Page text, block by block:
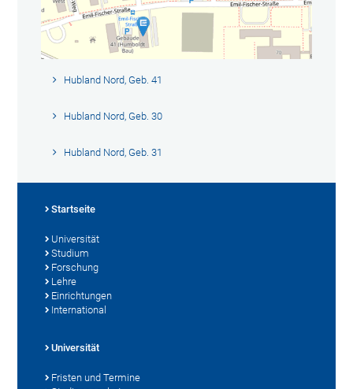
Hubland Nord, Geb. 41
Hubland Nord, Geb. 30
Hubland Nord, Geb. 31
Startseite
Universität
Studium
Forschung
Lehre
Einrichtungen
International
Universität
Fristen und Termine